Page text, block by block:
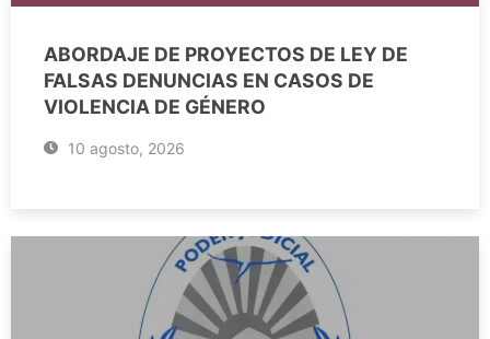
ABORDAJE DE PROYECTOS DE LEY DE
FALSAS DENUNCIAS EN CASOS DE
VIOLENCIA DE GÉNERO
10 agosto, 2026